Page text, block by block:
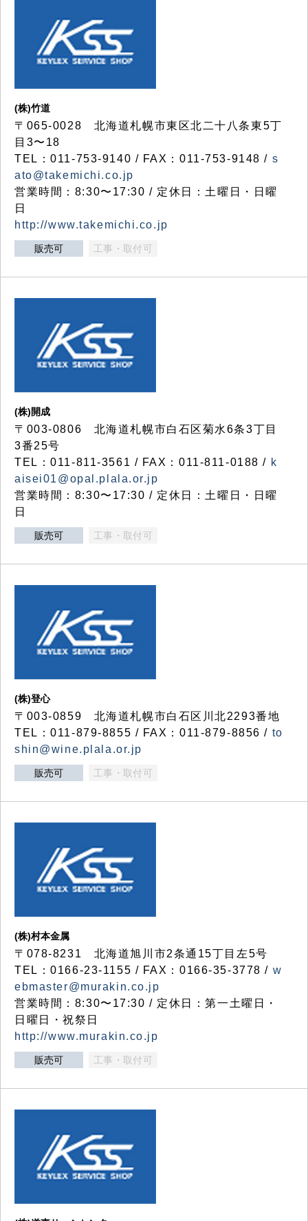
(株)竹道
〒065-0028 北海道札幌市東区北二十八条東5丁
目3〜18
TEL：011-753-9140 / FAX：011-753-9148 / s
ato@takemichi.co.jp
営業時間：8:30〜17:30 / 定休日：土曜日・日曜
日
http://www.takemichi.co.jp
販売可 工事・取付可
(株)開成
〒003-0806 北海道札幌市白石区菊水6条3丁目
3番25号
TEL：011-811-3561 / FAX：011-811-0188 / k
aisei01@opal.plala.or.jp
営業時間：8:30〜17:30 / 定休日：土曜日・日曜
日
販売可 工事・取付可
(株)登心
〒003-0859 北海道札幌市白石区川北2293番地
TEL：011-879-8855 / FAX：011-879-8856 / to
shin@wine.plala.or.jp
販売可 工事・取付可
(株)村本金属
〒078-8231 北海道旭川市2条通15丁目左5号
TEL：0166-23-1155 / FAX：0166-35-3778 / w
ebmaster@murakin.co.jp
営業時間：8:30〜17:30 / 定休日：第一土曜日・
日曜日・祝祭日
http://www.murakin.co.jp
販売可 工事・取付可